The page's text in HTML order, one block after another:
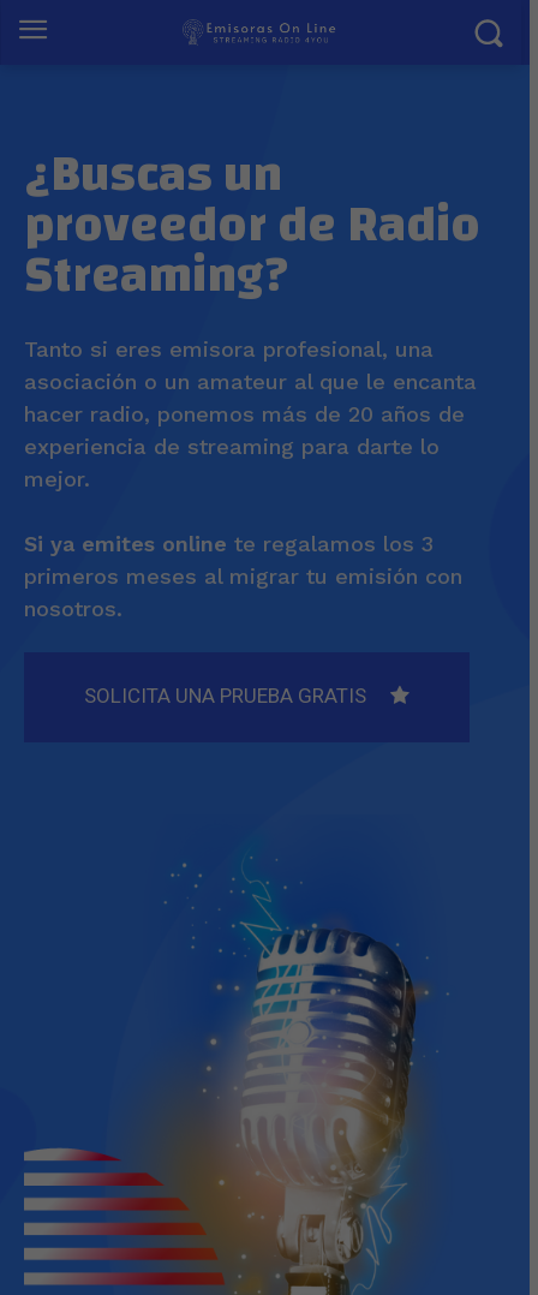
¿Buscas un
proveedor de Radio
Streaming?
Tanto si eres emisora profesional, una
asociación o un amateur al que le encanta
hacer radio, ponemos más de 20 años de
experiencia de streaming para darte lo
mejor.
Si ya emites online te regalamos los 3
primeros meses al migrar tu emisión con
nosotros.
SOLICITA UNA PRUEBA GRATIS